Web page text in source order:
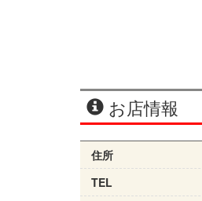
お店情報
住所
TEL